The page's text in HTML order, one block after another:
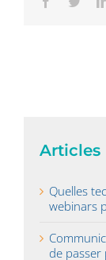
Articles
Quelles
webinars
de